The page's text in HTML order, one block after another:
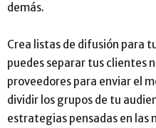
demás.
Crea listas de difusión para
puedes separar tus clientes
proveedores para enviar el
dividir los grupos de tu
estrategias pensadas en las